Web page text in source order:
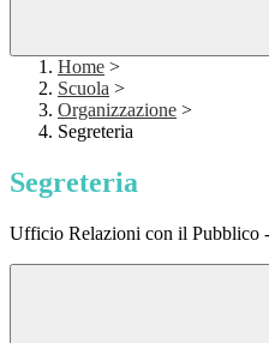
Home >
Scuola >
Organizzazione >
Segreteria
Segreteria
Ufficio Relazioni con il Pubblico